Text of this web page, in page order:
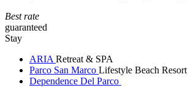
Best rate
guaranteed
Stay
ARIA Retreat & SPA
Parco San Marco Lifestyle Beach Resort
Dependence Del Parco